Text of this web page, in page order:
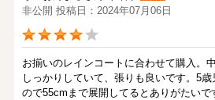
非公開 投稿日：2024年07月06日
お揃いのレインコートに合わせて購入。
しっかりしていて、張りも良いです。5
ので55cmまで展開してるとありがたいで